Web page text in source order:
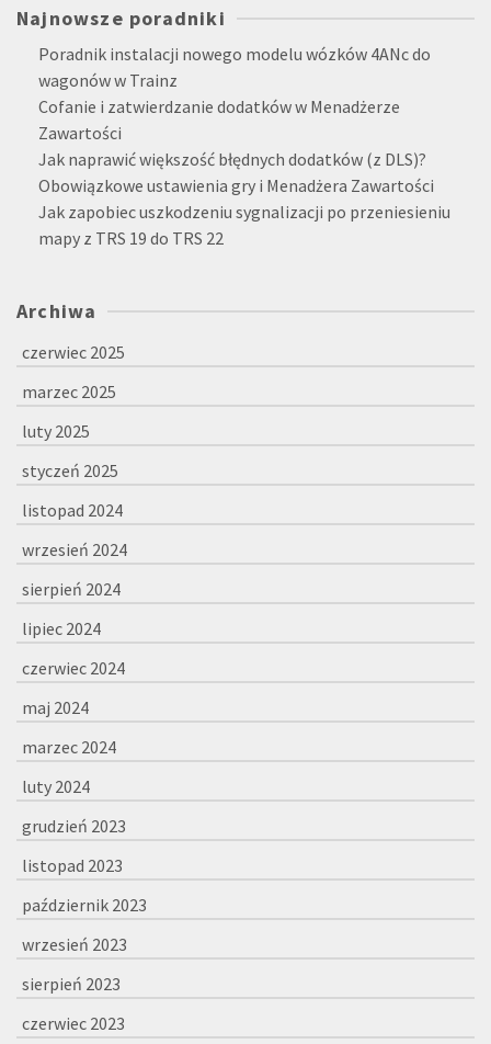
Najnowsze poradniki
Poradnik instalacji nowego modelu wózków 4ANc do
wagonów w Trainz
Cofanie i zatwierdzanie dodatków w Menadżerze
Zawartości
Jak naprawić większość błędnych dodatków (z DLS)?
Obowiązkowe ustawienia gry i Menadżera Zawartości
Jak zapobiec uszkodzeniu sygnalizacji po przeniesieniu
mapy z TRS 19 do TRS 22
Archiwa
czerwiec 2025
marzec 2025
luty 2025
styczeń 2025
listopad 2024
wrzesień 2024
sierpień 2024
lipiec 2024
czerwiec 2024
maj 2024
marzec 2024
luty 2024
grudzień 2023
listopad 2023
październik 2023
wrzesień 2023
sierpień 2023
czerwiec 2023